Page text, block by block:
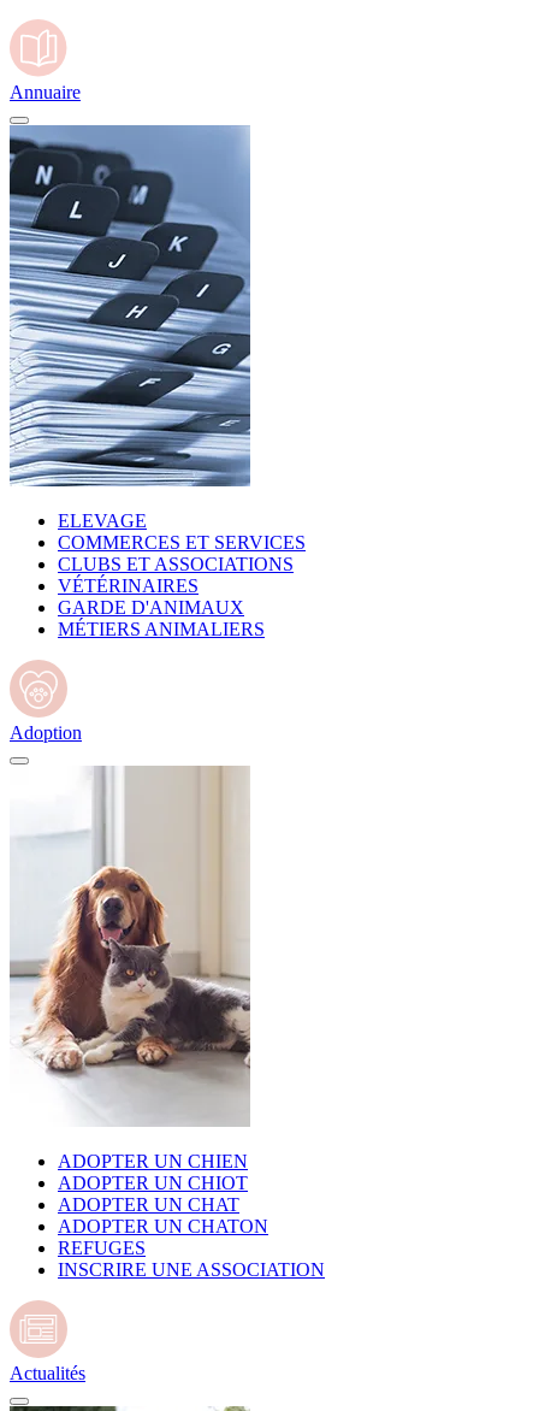
Annuaire
ELEVAGE
COMMERCES ET SERVICES
CLUBS ET ASSOCIATIONS
VÉTÉRINAIRES
GARDE D'ANIMAUX
MÉTIERS ANIMALIERS
Adoption
ADOPTER UN CHIEN
ADOPTER UN CHIOT
ADOPTER UN CHAT
ADOPTER UN CHATON
REFUGES
INSCRIRE UNE ASSOCIATION
Actualités